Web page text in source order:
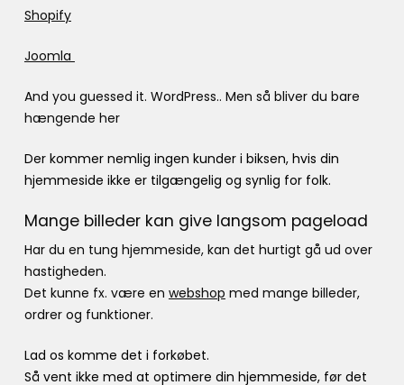
Shopify
Joomla
And you guessed it. WordPress.. Men så bliver du bare
hængende her
Der kommer nemlig ingen kunder i biksen, hvis din
hjemmeside ikke er tilgængelig og synlig for folk.
Mange billeder kan give langsom pageload
Har du en tung hjemmeside, kan det hurtigt gå ud over
hastigheden.
Det kunne fx. være en webshop med mange billeder,
ordrer og funktioner.
Lad os komme det i forkøbet.
Så vent ikke med at optimere din hjemmeside, før det